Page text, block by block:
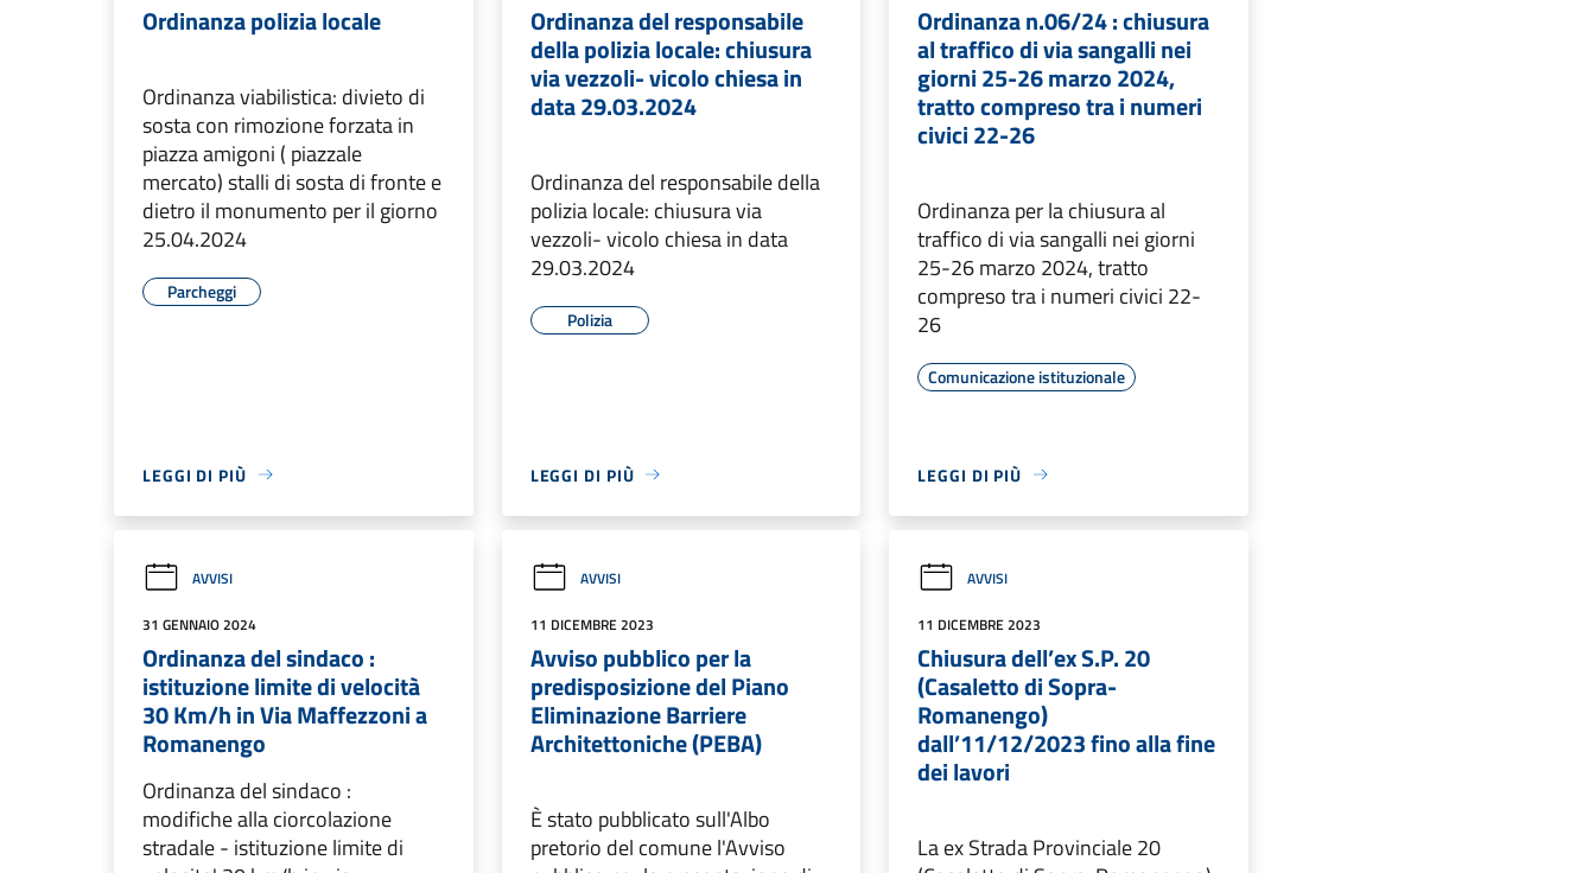
Ordinanza polizia locale
Ordinanza viabilistica: divieto di
sosta con rimozione forzata in
piazza amigoni ( piazzale
mercato) stalli di sosta di fronte e
dietro il monumento per il giorno
25.04.2024
Parcheggi
LEGGI DI PIÙ
Ordinanza del responsabile
della polizia locale: chiusura
via vezzoli- vicolo chiesa in
data 29.03.2024
Ordinanza del responsabile della
polizia locale: chiusura via
vezzoli- vicolo chiesa in data
29.03.2024
Polizia
LEGGI DI PIÙ
Ordinanza n.06/24 : chiusura
al traffico di via sangalli nei
giorni 25-26 marzo 2024,
tratto compreso tra i numeri
civici 22-26
Ordinanza per la chiusura al
traffico di via sangalli nei giorni
25-26 marzo 2024, tratto
compreso tra i numeri civici 22-
26
Comunicazione istituzionale
LEGGI DI PIÙ
AVVISI
31 GENNAIO 2024
Ordinanza del sindaco :
istituzione limite di velocità
30 Km/h in Via Maffezzoni a
Romanengo
Ordinanza del sindaco :
modifiche alla ciorcolazione
stradale - istituzione limite di
AVVISI
11 DICEMBRE 2023
Avviso pubblico per la
predisposizione del Piano
Eliminazione Barriere
Architettoniche (PEBA)
È stato pubblicato sull'Albo
pretorio del comune l'Avviso
AVVISI
11 DICEMBRE 2023
Chiusura dell’ex S.P. 20
(Casaletto di Sopra-
Romanengo)
dall’11/12/2023 fino alla fine
dei lavori
La ex Strada Provinciale 20